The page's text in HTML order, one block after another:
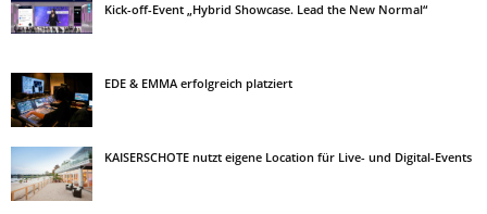
Kick-off-Event „Hybrid Showcase. Lead the New Normal“
EDE & EMMA erfolgreich platziert
KAISERSCHOTE nutzt eigene Location für Live- und Digital-Events